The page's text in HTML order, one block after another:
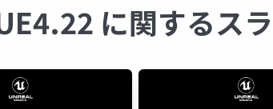
に関するス